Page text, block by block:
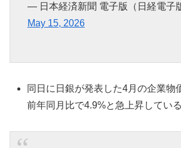
— 日本経済新聞 電子版（日経電子
May 15, 2026
同日に日銀が発表した4月の企業物
前年同月比で4.9%と急上昇している